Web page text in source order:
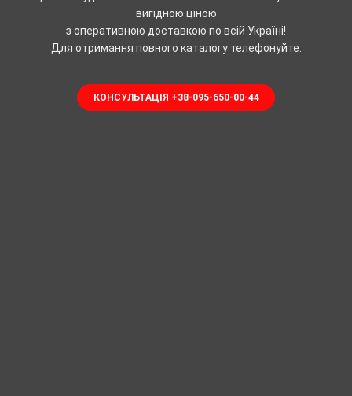
вигідною ціною
з оперативною доставкою по всій Україні!
Для отримання повного каталогу телефонуйте.
КОНСУЛЬТАЦІЯ +38-095-650-00-44